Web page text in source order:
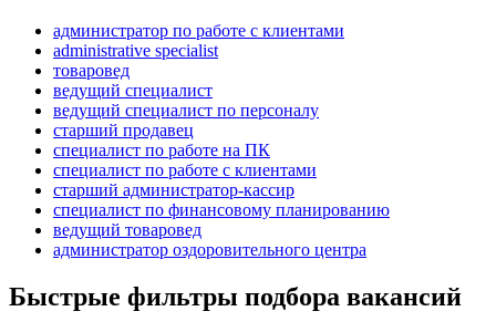
администратор по работе с клиентами
administrative specialist
товаровед
ведущий специалист
ведущий специалист по персоналу
старший продавец
специалист по работе на ПК
специалист по работе с клиентами
старший администратор-кассир
специалист по финансовому планированию
ведущий товаровед
администратор оздоровительного центра
Быстрые фильтры подбора вакансий